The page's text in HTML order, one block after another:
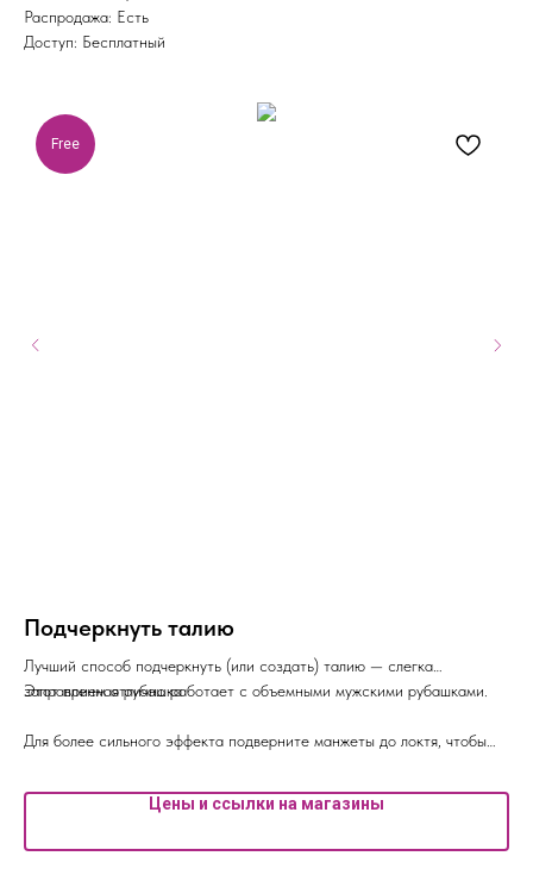
Распродажа: Есть
Доступ: Бесплатный
Free
Подчеркнуть талию
Лучший способ подчеркнуть (или создать) талию — слегка
заправленная рубашка
Этот прием отлично работает с объемными мужскими рубашками.
Для более сильного эффекта подверните манжеты до локтя, чтобы
Цены и ссылки на магазины